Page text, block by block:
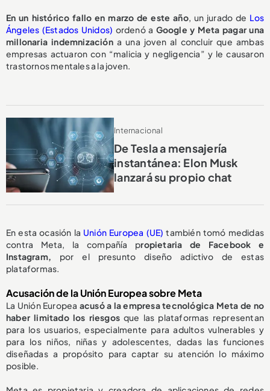
En un histórico fallo en marzo de este año, un jurado de Los
Ángeles (Estados Unidos) ordenó a Google y Meta pagar una
millonaria indemnizacióna una joven al concluir que ambas
empresas actuaron con “malicia y negligencia” y le causaron
trastornos mentales a la joven.
Internacional
De Tesla a mensajería
instantánea: Elon Musk
lanzará su propio chat
En esta ocasión la Unión Europea (UE) también tomó medidas
contra Meta, la compañía propietaria de Facebook e
Instagram, por el presunto diseño adictivo de estas
plataformas.
Acusación de la Unión Europea sobre Meta
La Unión Europea acusó a la empresa tecnológica Meta de no
haber limitado los riesgosque las plataformas representan
para los usuarios, especialmente para adultos vulnerables y
para los niños, niñas y adolescentes, dadas las funciones
diseñadas a propósito para captar su atención lo máximo
posible.